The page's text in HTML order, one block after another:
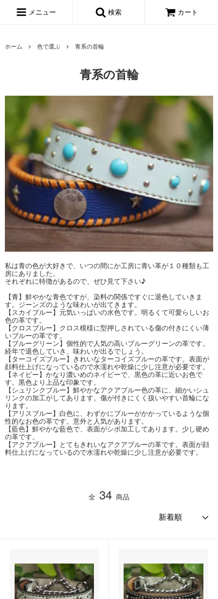
メニュー 検索 カート
ホーム 色で選ぶ 青系の首輪
青系の首輪
私は青の色が大好きで、いつの間にか工房に青い革が１０種類も工
房にありました。
それぞれに特徴があるので、ぜひ見て下さい♪
【青】鮮やかな青色ですが、染料の関係ですぐに退色していきま
す。ジーンズのような味わいが出てきます。
【スカイブルー】元気いっぱいの水色です。明るくて可愛らしいお
色の革です。
【クロスブルー】クロス模様に型押しされている傷の付きにくい薄
いブルーの革です。
【ブルーグリーン】個性的で人気の高いブルーグリーンの革です。
経年で退色していき、味わいが出るでしょう。
【ターコイズブルー】きれいなターコイズブルーの革です。表面が
顔料仕上げになっているので水濡れや乾燥に少し注意が必要です。
【ネイビー】かなり濃いめのネイビーで、黒色の革に近いお色で
す。黒色より上品な印象です。
【シュリンクブルー】鮮やかなアクアブルー色の革に、細かいシュ
リンクの加工がしてあります。傷が付きにくく扱いやすい首輪にな
ります。
【アリスブルー】白色に、わずかにブルーがかかっているような個
性的なお色の革です。意外と人気があります。
【藍色】鮮やかな藍色で、表面がシボ加工してあります。少し硬め
の革です。
【アクアブルー】とてもきれいなアクアブルーの革です。表面が顔
料仕上げになっているので水濡れや乾燥に少し注意が必要です。
全 34 商品